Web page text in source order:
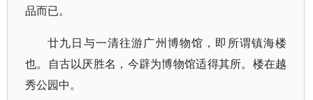
品而已。
廿九日与一清往游广州博物馆，即所谓镇海楼
也。自古以厌胜名，今辟为博物馆适得其所。楼在越
秀公园中。